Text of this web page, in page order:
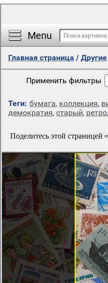
Menu
Главная страница / Другие
Применить фильтры
Теги: бумага, коллекция,
демократия, старый, ретро,